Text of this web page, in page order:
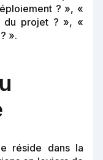
? », «
du projet ? », «
».
réside dans la